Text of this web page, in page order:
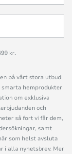
kr.
på vårt stora utbud
hemprodukter
om exklusiva
och
så fort vi får dem,
samt
som helst avsluta
i alla nyhetsbrev. Mer